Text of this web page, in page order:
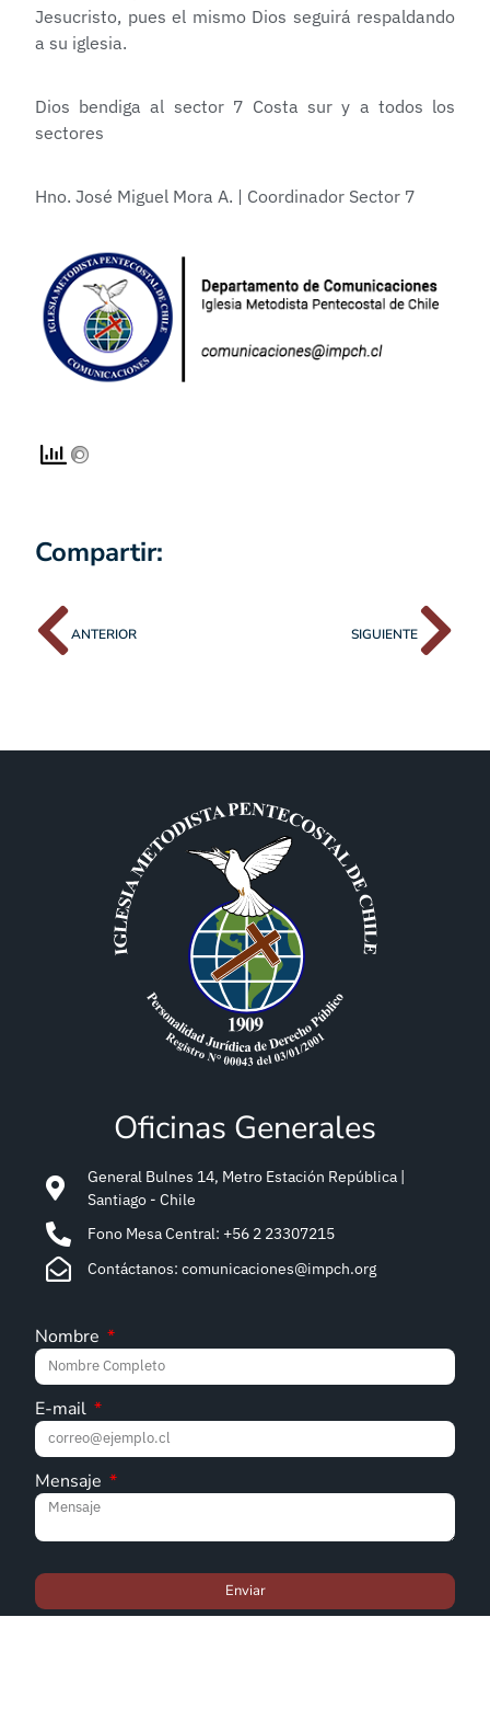
Jesucristo, pues el mismo Dios seguirá respaldando
a su iglesia.
Dios bendiga al sector 7 Costa sur y a todos los
sectores
Hno. José Miguel Mora A. | Coordinador Sector 7
Compartir:
ANTERIOR SIGUIENTE
Oficinas Generales
General Bulnes 14, Metro Estación República |
Santiago - Chile
Fono Mesa Central: +56 2 23307215
Contáctanos: comunicaciones@impch.org
Nombre
E-mail
Mensaje
Enviar